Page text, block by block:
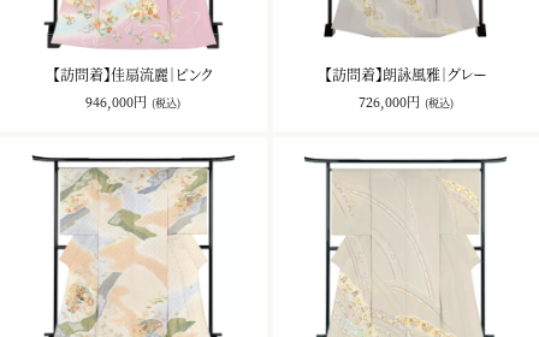
【訪問着】佳扇流麗｜ピンク
946,000円 (税込)
【訪問着】朗詠風雅｜グレー
726,000円 (税込)